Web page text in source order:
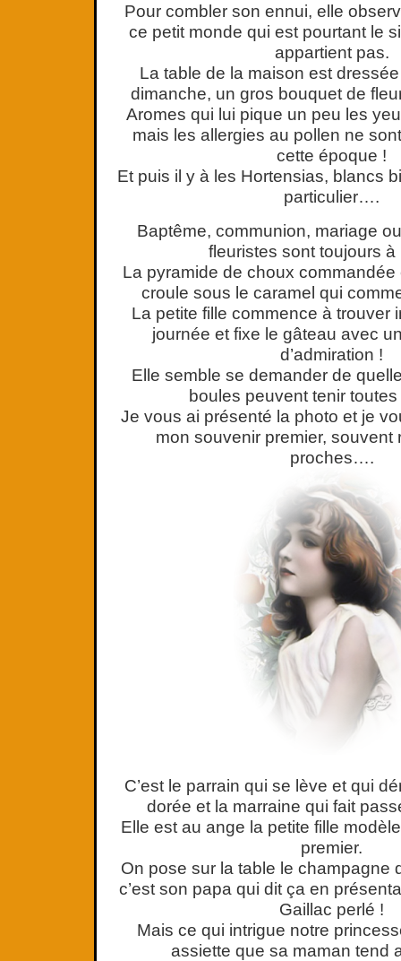
Pour combler son ennui, elle
ce petit monde qui est pourtant le
appartient pas.
La table de la maison est
dimanche, un gros bouquet de
Aromes qui lui pique un peu les
mais les allergies au pollen ne
cette époque !
Et puis il y à les Hortensias, blancs
particulier….
Baptême, communion, mariage
fleuristes sont toujours à
La pyramide de choux
croule sous le caramel qui
La petite fille commence à trouver
journée et fixe le gâteau avec
d’admiration !
Elle semble se demander de
boules peuvent tenir
Je vous ai présenté la photo et je
mon souvenir premier, souvent
proches….
C’est le parrain qui se lève et qui
dorée et la marraine qui fait
Elle est au ange la petite fille
premier.
On pose sur la table le champagne
c’est son papa qui dit ça en
Gaillac perlé !
Mais ce qui intrigue notre
assiette que sa maman tend